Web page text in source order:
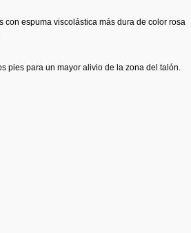
con espuma viscolástica más dura de color rosa
pies para un mayor alivio de la zona del talón.